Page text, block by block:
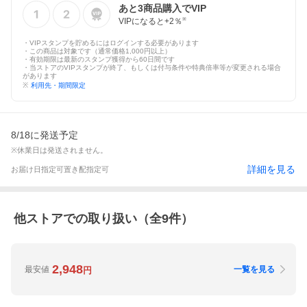
あと3商品購入でVIP
VIPになると+2 ％ ※
・VIPスタンプを貯めるにはログインする必要があります
・この商品は対象です（通常価格1,000円以上）
・有効期限は最新のスタンプ獲得から60日間です
・当ストアのVIPスタンプが終了、もしくは付与条件や特典倍率等が変更される場合
があります
※ 利用先・期間限定
8/18に発送予定
※休業日は発送されません。
お届け日指定可置き配指定可 詳細を見る
他ストアでの取り扱い（全9件）
最安値 2,948円 一覧を見る